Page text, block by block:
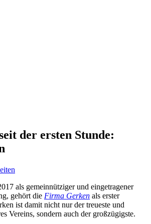
der ersten Stunde:
als gemeinnütziger und eingetragener
gehört die Firma Gerken als erster
ist damit nicht nur der treueste und
Vereins, sondern auch der großzügigste.